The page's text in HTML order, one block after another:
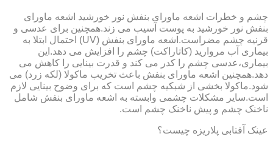
چشم و خطرات اشعه ماورای بنفش نور خورشید اشعه ماورای
بنفش نور خورشید به پوست آسیب می زند.همچنین برای عدسی و
قرنیه چشم مضراست.اشعه ماورای بنفش (UV) احتمال ابتلا به
بیماری آب مروارید (کاتاراکت) چشم را افزایش می دهد.این
بیماری،عدسی چشم را کدر می کند و قدرت بینایی را کاهش می
دهد.همچنین اشعه ماورای بنفش باعث تخریب ماکولا (لکه زرد) می
شود.ماکولا بخشی از شبکیه چشم است که برای وضوح بینایی لازم
است.سایر مشکلات چشمی وابسته به اشعه ماورای بنفش شامل
ناخنک چشم و پیش ناخنک چشم است.
عینک آفتابی پلاریزه چیست؟